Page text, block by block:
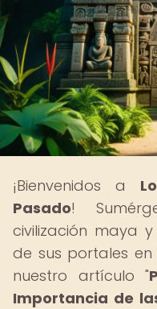
¡Bienvenidos a
Pasado!
civilización maya
de sus portales
nuestro artículo "
Importancia de